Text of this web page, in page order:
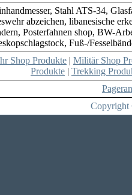
Stahl ATS-34,
abzeichen, libanesische
Posterfahnen shop, BW-
Fuß-/
Shop Produkte | Militär Shop
Produkte | Trekking